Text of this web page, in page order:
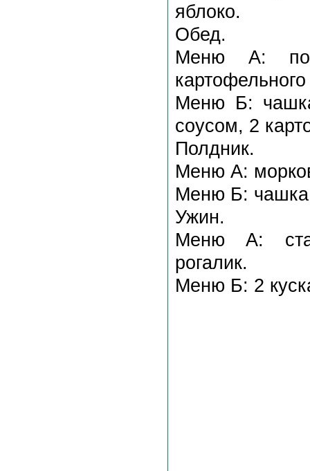
яблоко.
Обед.
Меню А:
Меню Б:
соусом, 2
Полдник.
Меню А:
Меню Б: чашка
Ужин.
Меню А:
рогалик.
Меню Б: 2